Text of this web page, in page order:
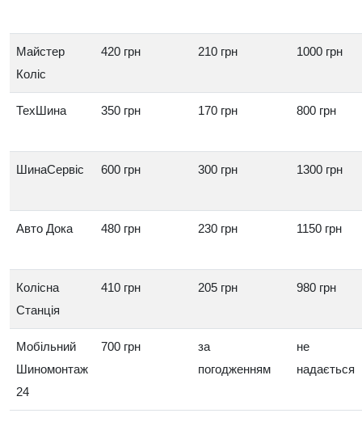
Майстер
Коліс
420 грн 210 грн 1000 грн
ТехШина 350 грн 170 грн 800 грн
ШинаСервіс 600 грн 300 грн 1300 грн
Авто Дока 480 грн 230 грн 1150 грн
Колісна
Станція
410 грн 205 грн 980 грн
Мобільний
Шиномонтаж
24
700 грн
за
погодженням
не
надається